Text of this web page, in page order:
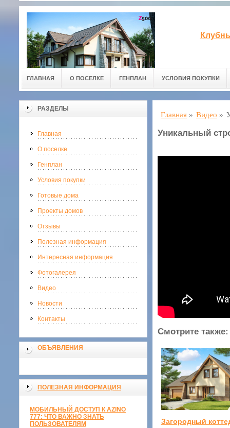
ГЛАВНАЯ О ПОСЕЛКЕ ГЕНПЛАН УСЛОВИЯ ПОКУПКИ
РАЗДЕЛЫ
Главная
О поселке
Генплан
Условия покупки
Готовые дома
Проекты домов
Отзывы
Полезная информация
Интересная информация
Фотогалерея
Видео
Новости
Контакты
ОБЪЯВЛЕНИЯ
ПОЛЕЗНАЯ ИНФОРМАЦИЯ
МОБИЛЬНЫЙ ДОСТУП К AZINO
777: ЧТО ВАЖНО ЗНАТЬ
ПОЛЬЗОВАТЕЛЯМ
Главная » Видео »
Уникальный
Смотрите также:
Загородный